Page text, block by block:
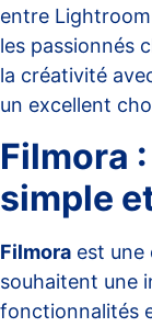
entre
les passionnés
la créativité
un excellent
Filmora
simple
Filmora est une
souhaitent une
fonctionnalités